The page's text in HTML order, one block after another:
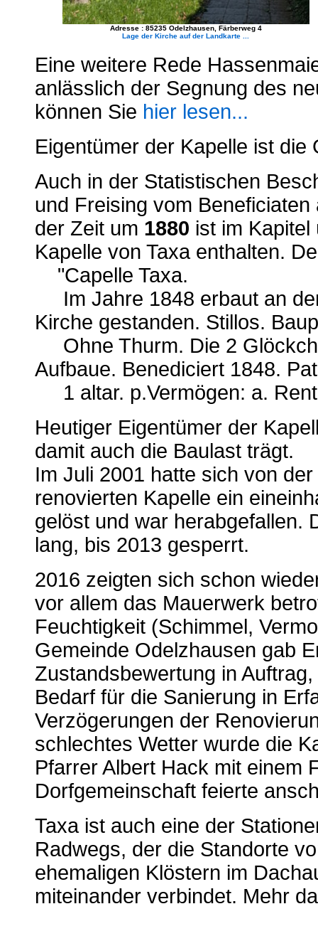
Adresse : 85235 Odelzhausen, Färberweg 4
Lage der Kirche auf der Landkarte ...
Eine weitere Rede
anlässlich der Segnung des
können Sie hier lesen...
Eigentümer der Kapelle ist
Auch in der Statistischen
und Freising vom
der Zeit um 1880 ist im
Kapelle von Taxa enthalten.
"Capelle Taxa.
Im Jahre 1848 erbaut an
Kirche gestanden. Stillos.
Ohne Thurm. Die 2
Aufbaue. Benediciert 1848.
1 altar. p.Vermögen: a.
Heutiger Eigentümer der
damit auch die Baulast trägt.
Im Juli 2001 hatte sich von
renovierten Kapelle ein
gelöst und war herabgefallen.
lang, bis 2013 gesperrt.
2016 zeigten sich schon
vor allem das Mauerwerk
Feuchtigkeit (Schimmel,
Gemeinde Odelzhausen gab
Zustandsbewertung in
Bedarf für die Sanierung in
Verzögerungen der
schlechtes Wetter wurde die
Pfarrer Albert Hack mit einem
Dorfgemeinschaft feierte
Taxa ist auch eine der
Radwegs, der die Standorte
ehemaligen Klöstern im
miteinander verbindet. Mehr